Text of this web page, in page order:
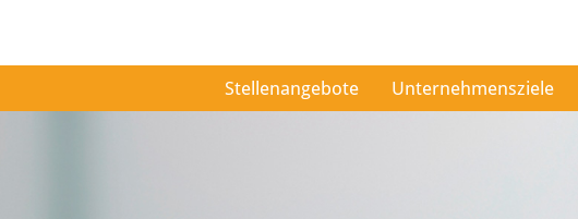
Stellenangebote Unternehmensziele